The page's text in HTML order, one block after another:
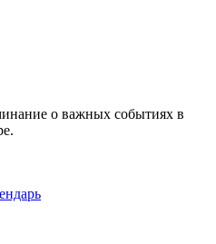
о важных событиях в